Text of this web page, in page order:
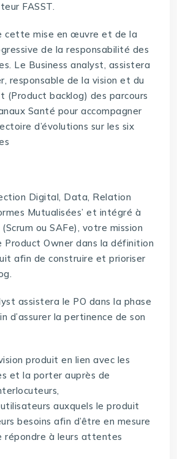
FASST.
cette mise en œuvre et de la
de la responsabilité des
Le Business analyst, assistera
responsable de la vision et du
(Product backlog) des parcours
Santé pour accompagner
d’évolutions sur les six
Digital, Data, Relation
Mutualisées’ et intégré à
ou SAFe), votre mission
Product Owner dans la définition
afin de construire et prioriser
assistera le PO dans la phase
d’assurer la pertinence de son
produit en lien avec les
et la porter auprès de
auxquels le produit
besoins afin d’être en mesure
répondre à leurs attentes